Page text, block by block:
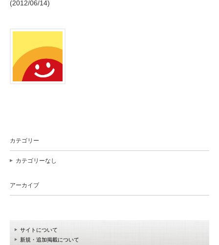
(2012/06/14)
カテゴリー
カテゴリーなし
アーカイブ
サイトについて
新規・追加掲載について